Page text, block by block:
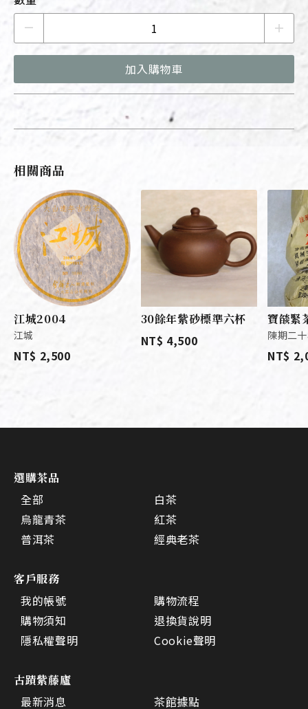
加入購物車
相關商品
江城2004
江城
NT$ 2,500
30餘年紫砂標準六杯
NT$ 4,500
寶燄緊
陳期二
NT$
選購茶品
全部
白茶
烏龍青茶
紅茶
普洱茶
經典老茶
客戶服務
我的帳號
購物流程
購物須知
退換貨說明
隱私權聲明
Cookie聲明
古蹟紫藤廬
最新消息 茶館據點